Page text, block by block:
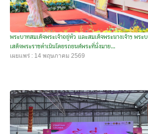
พระบาทสมเด็จพระเจ้าอยู่หัว และสมเด็จพระนางเจ้าฯ พระ
เสด็จพระราชดำเนินโดยรถยนต์พระที่นั่งมาย...
เผยแพร่ : 14 พฤษภาคม 2569